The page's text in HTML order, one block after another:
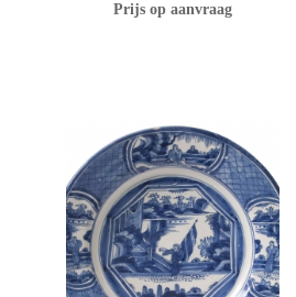
Prijs op aanvraag